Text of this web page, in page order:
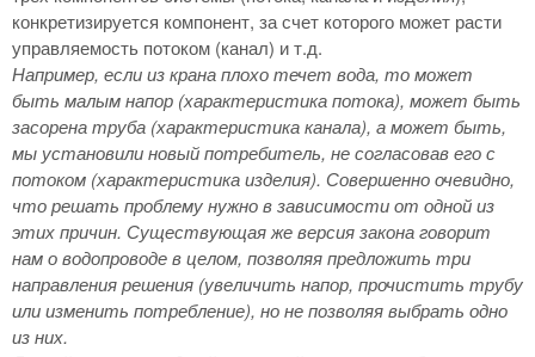
конкретизируется компонент, за счет которого может расти
управляемость потоком (канал) и т.д.
Например, если из крана плохо течет вода, то может
быть малым напор (характеристика потока), может быть
засорена труба (характеристика канала), а может быть,
мы установили новый потребитель, не согласовав его с
потоком (характеристика изделия). Совершенно очевидно,
что решать проблему нужно в зависимости от одной из
этих причин. Существующая же версия закона говорит
нам о водопроводе в целом, позволяя предложить три
направления решения (увеличить напор, прочистить трубу
или изменить потребление), но не позволяя выбрать одно
из них.